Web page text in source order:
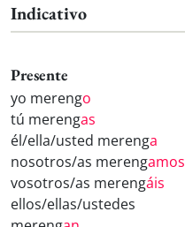
Indicativo
Presente
yo merengo
tú merengas
él/ella/usted merenga
nosotros/as merengamos
vosotros/as merengáis
ellos/ellas/ustedes